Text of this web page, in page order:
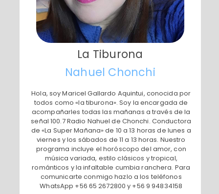
La Tiburona
​Nahuel Chonchi
​Hola, soy Maricel Gallardo Aquintui, conocida por
todos como «la tiburona». Soy la encargada de
acompañarles todas las mañanas a través de la
señal 100.7 Radio Nahuel de Chonchi. Conductora
de «La Super Mañana» de 10 a 13 horas de lunes a
viernes y los sábados de 11 a 13 horas. Nuestro
programa incluye el horóscopo del amor, con
música variada, estilo clásicos y tropical,
románticos y la infaltable cumbia ranchera. Para
comunicarte conmigo hazlo a los teléfonos
WhatsApp +56 65 2672800 y +56 9 94834158